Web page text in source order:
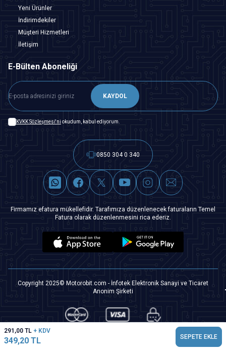
291,00 TL + KDV
349,20 TL SEPETE EKLE
Yeni Ürünler
İndirimdekiler
Müşteri Hizmetleri
İletişim
E-Bülten Aboneliği
KAYDOL
KVKK Sözleşmesi'ni okudum, kabul ediyorum.
0850 304 0 340
Firmamız efatura mükellefidir. Tarafımıza düzenlenecek faturaların Temel
Fatura olarak düzenlenmesini rica ederiz.
Copyright 2025© Motorobit.com - İnfotek Elektronik Sanayi ve Ticaret
Anonim Şirketi